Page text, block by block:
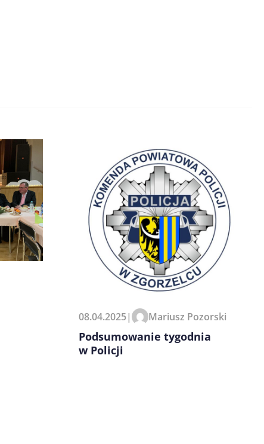
08.04.2025| Mariusz Pozorski
Podsumowanie tygodnia
w Policji